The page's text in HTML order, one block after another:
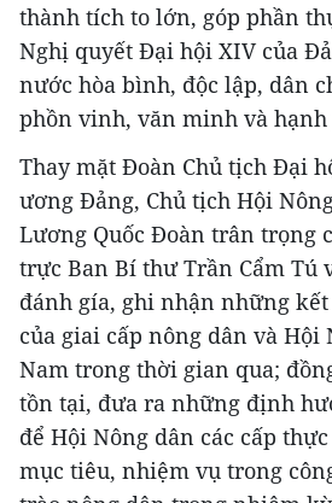
thành tích to lớn, góp phần
Nghị quyết Đại hội XIV của
nước hòa bình, độc lập, dân
phồn vinh, văn minh và hạnh
Thay mặt Đoàn Chủ tịch Đại
ương Đảng, Chủ tịch Hội
Lương Quốc Đoàn trân trọng
trực Ban Bí thư Trần Cẩm Tú
đánh gía, ghi nhận những
của giai cấp nông dân và Hội
Nam trong thời gian qua;
tồn tại, đưa ra những định
để Hội Nông dân các cấp
mục tiêu, nhiệm vụ trong